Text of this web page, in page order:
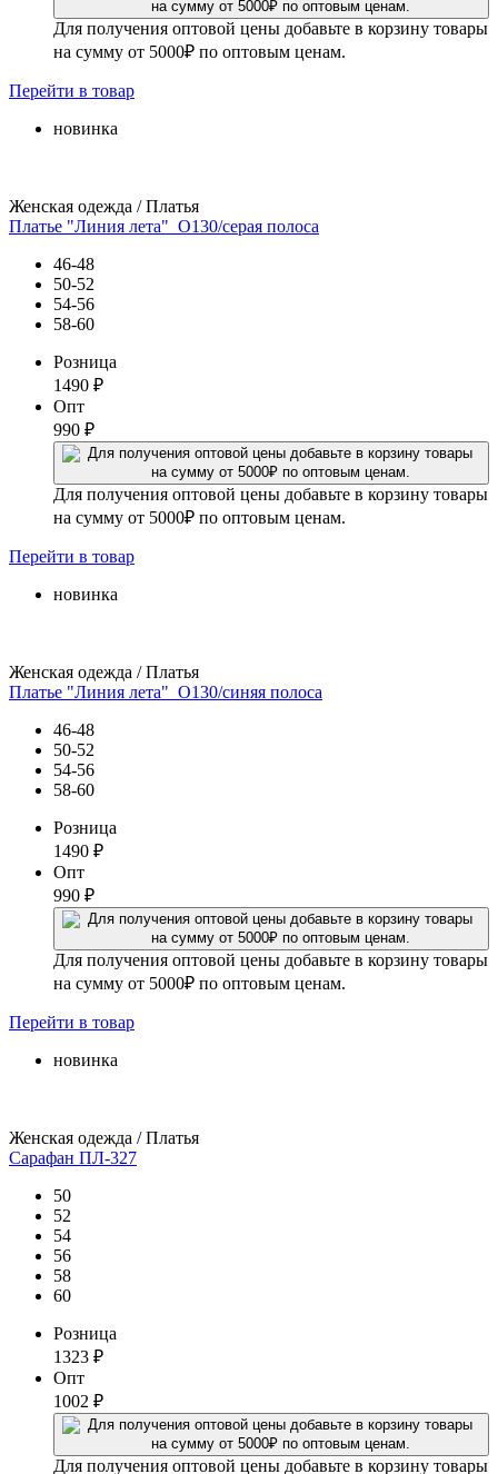
Для получения оптовой цены добавьте в корзину товары
на сумму от 5000₽ по оптовым ценам.
Перейти в товар
новинка
Женская одежда / Платья
Платье "Линия лета"_О130/серая полоса
46-48
50-52
54-56
58-60
Розница
1490 ₽
Опт
990 ₽
Для получения оптовой цены добавьте в корзину товары
на сумму от 5000₽ по оптовым ценам.
Перейти в товар
новинка
Женская одежда / Платья
Платье "Линия лета"_О130/синяя полоса
46-48
50-52
54-56
58-60
Розница
1490 ₽
Опт
990 ₽
Для получения оптовой цены добавьте в корзину товары
на сумму от 5000₽ по оптовым ценам.
Перейти в товар
новинка
Женская одежда / Платья
Сарафан ПЛ-327
50
52
54
56
58
60
Розница
1323 ₽
Опт
1002 ₽
Для получения оптовой цены добавьте в корзину товары